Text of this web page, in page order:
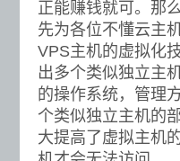
正能赚钱就可。那
先为各位不懂云主
VPS主机的虚拟化
出多个类似独立主
的操作系统，管理
个类似独立主机的
大提高了虚拟主机